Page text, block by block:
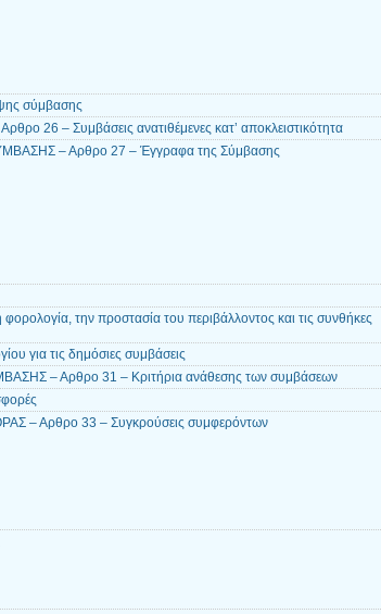
σύμβασης
26 – Συμβάσεις ανατιθέμενες κατ’ αποκλειστικότητα
– Αρθρο 27 – Έγγραφα της Σύμβασης
την προστασία του περιβάλλοντος και τις συνθήκες
για τις δημόσιες συμβάσεις
– Αρθρο 31 – Κριτήρια ανάθεσης των συμβάσεων
– Αρθρο 33 – Συγκρούσεις συμφερόντων